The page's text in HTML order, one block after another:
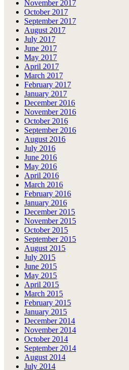
November 2017
October 2017
September 2017
August 2017
July 2017
June 2017
May 2017
April 2017
March 2017
February 2017
January 2017
December 2016
November 2016
October 2016
September 2016
August 2016
July 2016
June 2016
May 2016
April 2016
March 2016
February 2016
January 2016
December 2015
November 2015
October 2015
September 2015
August 2015
July 2015
June 2015
May 2015
April 2015
March 2015
February 2015
January 2015
December 2014
November 2014
October 2014
September 2014
August 2014
July 2014